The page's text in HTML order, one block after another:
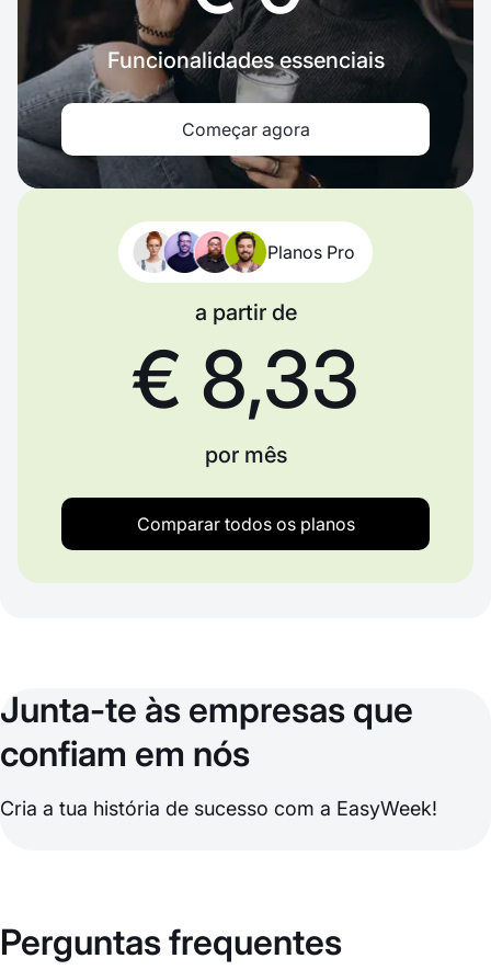
Funcionalidades essenciais
Começar agora
Planos Pro
a partir de
€ 8,33
por mês
Comparar todos os planos
Junta-te às empresas que
confiam em nós
Cria a tua história de sucesso com a EasyWeek!
Perguntas frequentes